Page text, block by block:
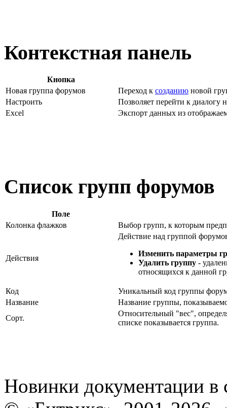
Контекстная панель
Кнопка
Новая группа форумов
Переход к созданию новой
Настроить
Позволяет перейти к диалогу
Excel
Экспорт данных из
Список групп форумов
Поле
Колонка флажков
Выбор групп, к которым
Действия
Действие над группой
Изменить параметры
Удалить группу -
относящихся к данной
Код
Уникальный код группы
Название
Название группы,
Сорт.
Относительный "вес",
списке показывается группа.
Новинки документации в